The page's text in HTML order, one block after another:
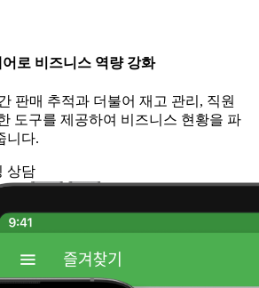
로 비즈니스 역량 강화
판매 추적과 더불어 재고 관리, 직원
도구를 제공하여 비즈니스 현황을 파
니다.
상담